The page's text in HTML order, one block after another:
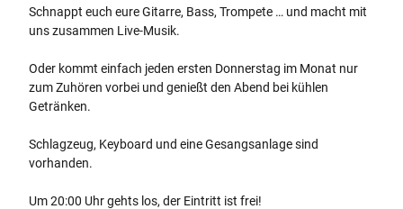
Schnappt euch eure Gitarre, Bass, Trompete … und macht mit
uns zusammen Live-Musik.
Oder kommt einfach jeden ersten Donnerstag im Monat nur
zum Zuhören vorbei und genießt den Abend bei kühlen
Getränken.
Schlagzeug, Keyboard und eine Gesangsanlage sind
vorhanden.
Um 20:00 Uhr gehts los, der Eintritt ist frei!